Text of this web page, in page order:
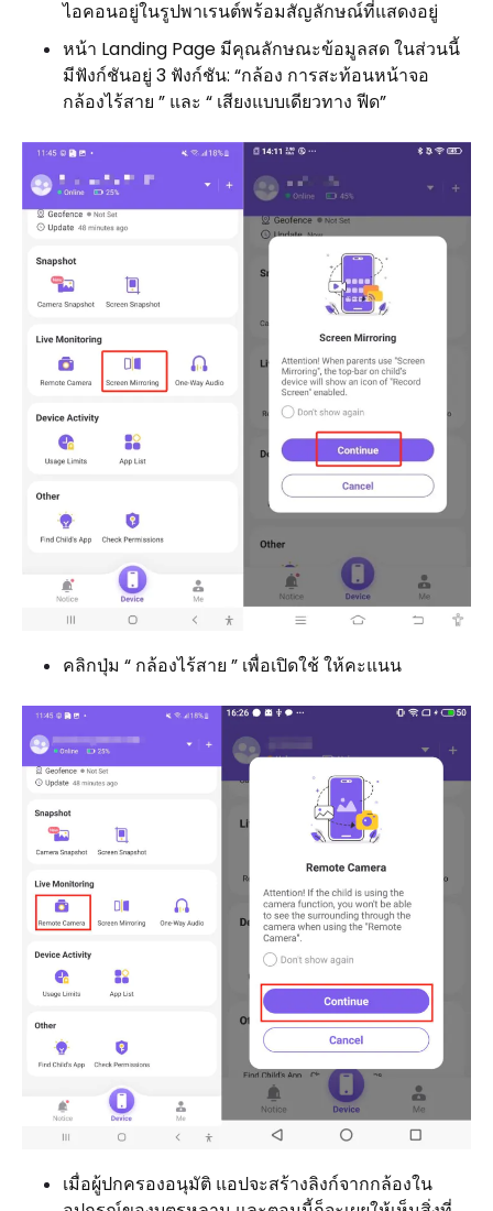
ไอคอนอยู่ในรูปพาเรนต์พร้อมสัญลักษณ์ที่แสดงอยู่
หน้า Landing Page มีคุณลักษณะข้อมูลสด ในส่วนนี้
มีฟังก์ชันอยู่ 3 ฟังก์ชัน: “กล้อง การสะท้อนหน้าจอ
กล้องไร้สาย ” และ “ เสียงแบบเดียวทาง ฟีด”
คลิกปุ่ม “ กล้องไร้สาย ” เพื่อเปิดใช้ ให้คะแนน
เมื่อผู้ปกครองอนุมัติ แอปจะสร้างลิงก์จากกล้องใน